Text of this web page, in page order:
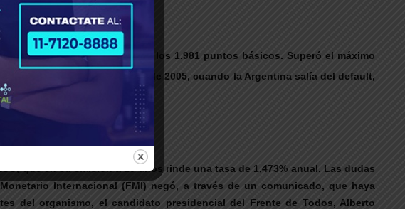
166 unidades o 9,2%, hasta los 1.981 puntos básicos. Superó el máximo
alta desde el 10 de junio de 2005, cuando la Argentina salía del default,
que en su emisión a 10 años rinde una tasa de 1,473% anual. Las dudas
Internacional (FMI) negó, a través de un comunicado, que haya
del organismo, el candidato presidencial del Frente de Todos, Alberto